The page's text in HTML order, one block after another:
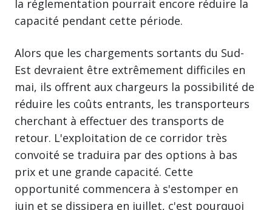
la réglementation pourrait encore réduire la
capacité pendant cette période.
Alors que les chargements sortants du Sud-
Est devraient être extrêmement difficiles en
mai, ils offrent aux chargeurs la possibilité de
réduire les coûts entrants, les transporteurs
cherchant à effectuer des transports de
retour. L'exploitation de ce corridor très
convoité se traduira par des options à bas
prix et une grande capacité. Cette
opportunité commencera à s'estomper en
juin et se dissipera en juillet, c'est pourquoi